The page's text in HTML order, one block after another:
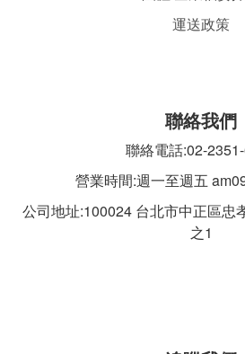
運送政策
聯絡我們
聯絡電話:02-
營業時間:週一至週五
公司地址:100024 台北市中正區忠
之1